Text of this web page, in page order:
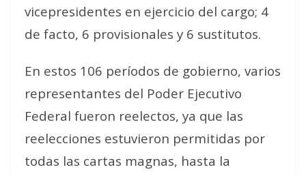
vicepresidentes en ejercicio del cargo; 4
de facto, 6 provisionales y 6 sustitutos.
En estos 106 períodos de gobierno, varios
representantes del Poder Ejecutivo
Federal fueron reelectos, ya que las
reelecciones estuvieron permitidas por
todas las cartas magnas, hasta la